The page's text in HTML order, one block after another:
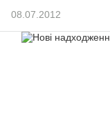
08.07.2012